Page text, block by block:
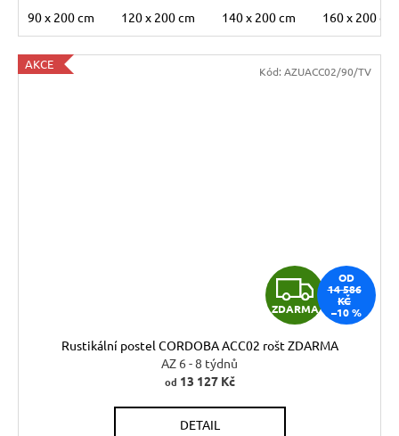
90 x 200 cm 120 x 200 cm 140 x 200 cm 160 x 200 cm
AKCE
Z
D
ZDARMA
OD
14 586
KČ
–10 %
Rustikální postel CORDOBA ACC02 rošt ZDARMA
AZ 6 - 8 týdnů
od 13 127 Kč
DETAIL
Kód: AZUACC02/90/TV